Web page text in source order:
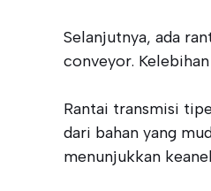
Selanjutnya, ada
conveyor.
Rantai transmisi
dari bahan yang
menunjukkan